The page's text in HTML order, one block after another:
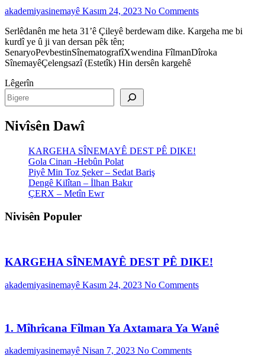
akademiyasinemayê Kasım 24, 2023 No Comments
Serlêdanên me heta 31’ê Çileyê berdewam dike. Kargeha me bi
kurdî ye û ji van dersan pêk tên;
SenaryoPevbestinSînematografîXwendina FîlmanDîroka
SînemayêÇelengsazî (Estetîk) Hin dersên kargehê“KARGEHA
Lêgerîn
Nivîsên Dawî
KARGEHA SÎNEMAYÊ DEST PÊ DIKE!
Gola Cinan -Hebûn Polat
Piyê Min Toz Şeker – Sedat Bariş
Dengê Kilîtan – İlhan Bakır
ÇERX – Metîn Ewr
Nivisên Populer
KARGEHA SÎNEMAYÊ DEST PÊ DIKE!
akademiyasinemayê Kasım 24, 2023 No Comments
1. Mîhrîcana Fîlman Ya Axtamara Ya Wanê
akademiyasinemayê Nisan 7, 2023 No Comments